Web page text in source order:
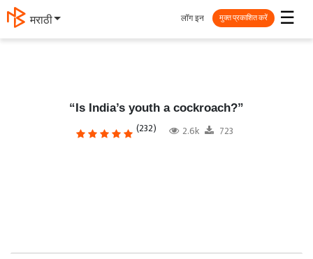
मराठी ☰
लॉग इन मुक्त प्रकाशित करें
“Is India’s youth a cockroach?”
(232) 2.6k 723